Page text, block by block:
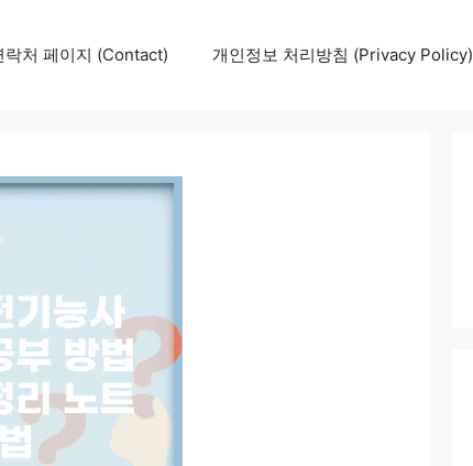
락처 페이지 (Contact) 개인정보 처리방침 (Privacy Policy)